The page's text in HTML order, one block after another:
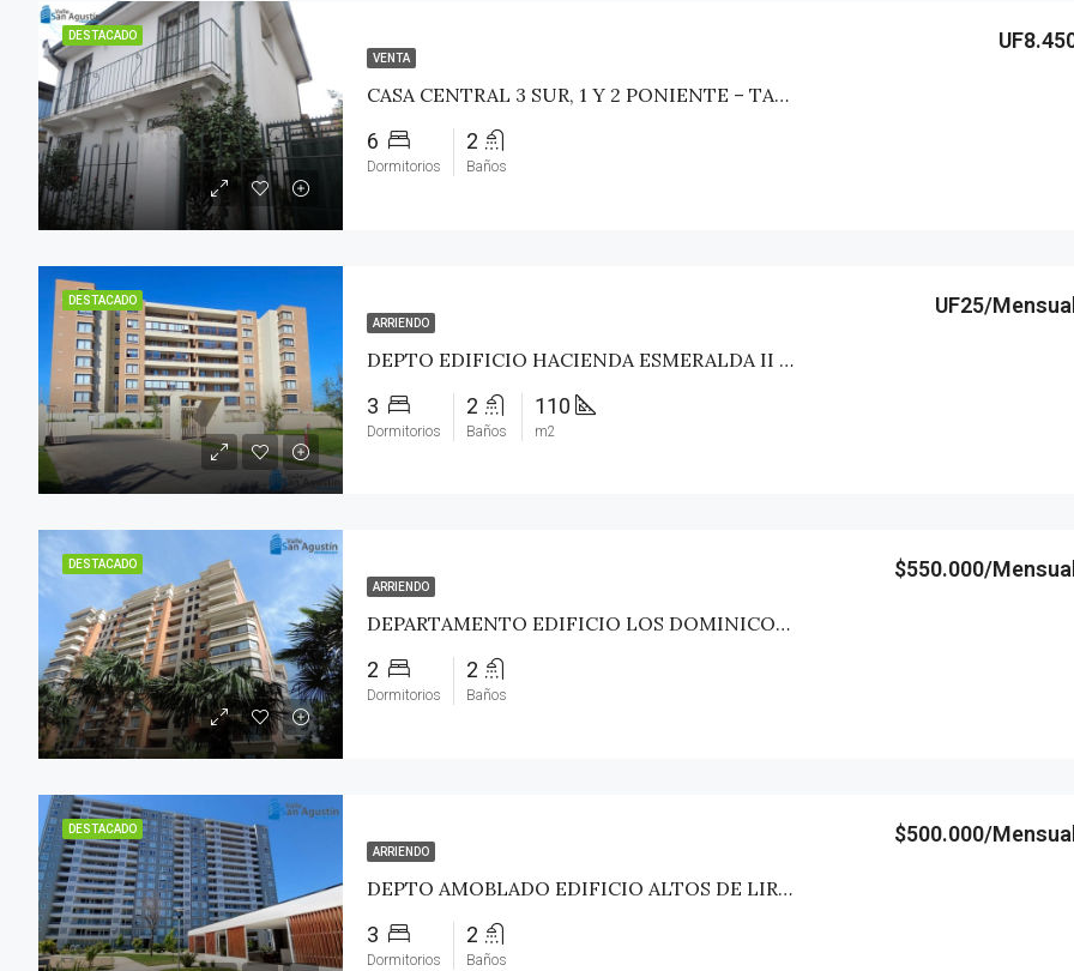
DESTACADO
VENTA
CASA CENTRAL 3 SUR, 1 Y 2 PONIENTE – TALCA
6
Dormitorios
2
Baños
DESTACADO
ARRIENDO
DEPTO EDIFICIO HACIENDA ESMERALDA II – TALCA
UF25/
3
Dormitorios
2
Baños
110
m2
DESTACADO
ARRIENDO
DEPARTAMENTO EDIFICIO LOS DOMINICOS – TALCA
$550.000/
2
Dormitorios
2
Baños
DESTACADO
ARRIENDO
DEPTO AMOBLADO EDIFICIO ALTOS DE LIRCAY – TALCA
$500.000/
3
Dormitorios
2
Baños